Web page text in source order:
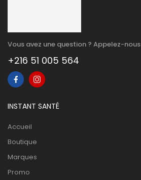
Vous avez une question ? Appelez-nous
+216 51 005 564
INSTANT SANTÉ
Accueil
Boutique
Marques
Promo